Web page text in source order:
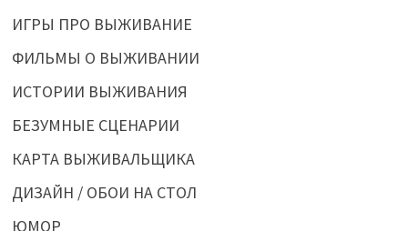
ИГРЫ ПРО ВЫЖИВАНИЕ
ФИЛЬМЫ О ВЫЖИВАНИИ
ИСТОРИИ ВЫЖИВАНИЯ
БЕЗУМНЫЕ СЦЕНАРИИ
КАРТА ВЫЖИВАЛЬЩИКА
ДИЗАЙН / ОБОИ НА СТОЛ
ЮМОР